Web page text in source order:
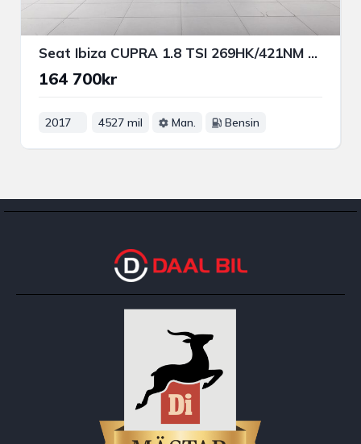
Seat Ibiza CUPRA 1.8 TSI 269HK/421NM GATLAGLIG BANBIL
164 700kr
2017 4527 mil Man. Bensin